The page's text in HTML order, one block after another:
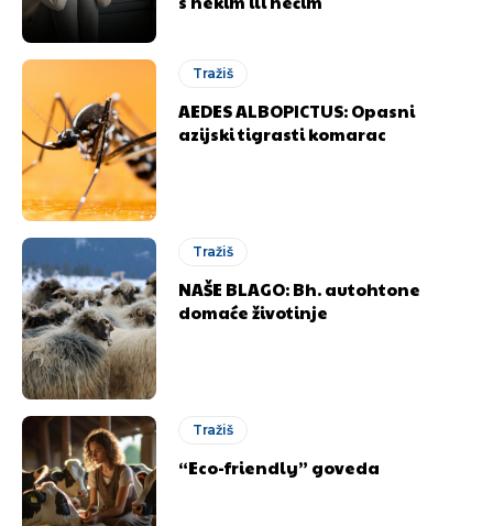
Tražiš
AEDES ALBOPICTUS: Opasni
azijski tigrasti komarac
Tražiš
NAŠE BLAGO: Bh. autohtone
domaće životinje
Tražiš
“Eco-friendly” goveda